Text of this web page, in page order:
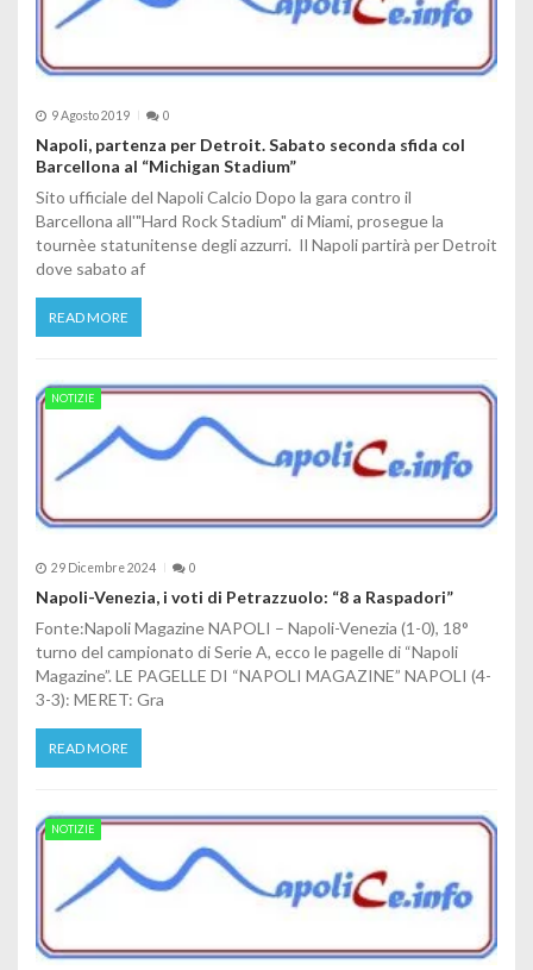
9 Agosto 2019 0
Napoli, partenza per Detroit. Sabato seconda sfida col
Barcellona al “Michigan Stadium”
Sito ufficiale del Napoli Calcio Dopo la gara contro il
Barcellona all'"Hard Rock Stadium" di Miami, prosegue la
tournèe statunitense degli azzurri. Il Napoli partirà per Detroit
dove sabato af
READ MORE
NOTIZIE
29 Dicembre 2024 0
Napoli-Venezia, i voti di Petrazzuolo: “8 a Raspadori”
Fonte:Napoli Magazine NAPOLI – Napoli-Venezia (1-0), 18°
turno del campionato di Serie A, ecco le pagelle di “Napoli
Magazine”. LE PAGELLE DI “NAPOLI MAGAZINE” NAPOLI (4-
3-3): MERET: Gra
READ MORE
NOTIZIE